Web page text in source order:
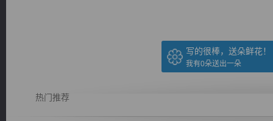
写的很棒，送朵鲜花！
我有0朵送出一朵
热门推荐